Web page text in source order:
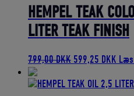
50,00 DKK.42,50
HEMPEL TEAK
LITER TEAK FINISH
799,00DKK Den
pris
599,25 DKK Den
pris